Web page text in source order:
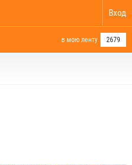
Вход
в мою ленту 2679